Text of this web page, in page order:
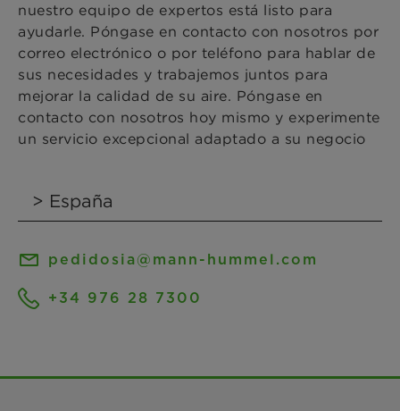
nuestro equipo de expertos está listo para
ayudarle. Póngase en contacto con nosotros por
correo electrónico o por teléfono para hablar de
sus necesidades y trabajemos juntos para
mejorar la calidad de su aire. Póngase en
contacto con nosotros hoy mismo y experimente
un servicio excepcional adaptado a su negocio
pedidosia@mann-hummel.com
+34 976 28 7300